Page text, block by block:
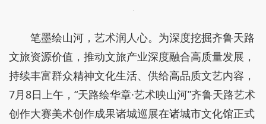
笔墨绘山河，艺术润人心。为深度挖掘齐鲁天路
文旅资源价值，推动文旅产业深度融合高质量发展，
持续丰富群众精神文化生活、供给高品质文艺内容，
7月8日上午，“天路绘华章·艺术映山河”齐鲁天路艺术
创作大赛美术创作成果诸城巡展在诸城市文化馆正式